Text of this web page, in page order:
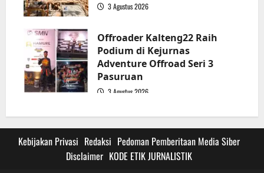
3 Agustus 2026
Offroader Kalteng22 Raih
Podium di Kejurnas
Adventure Offroad Seri 3
Pasuruan
3 Agustus 2026
Kebijakan Privasi Redaksi Pedoman Pemberitaan Media Siber
Disclaimer KODE ETIK JURNALISTIK